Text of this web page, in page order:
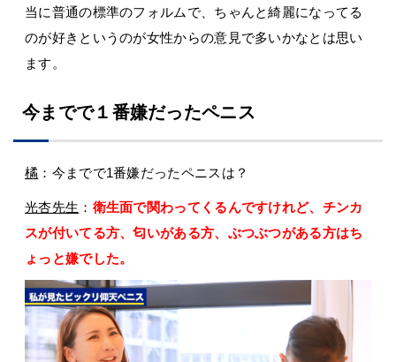
当に普通の標準のフォルムで、ちゃんと綺麗になってる
のが好きというのが女性からの意見で多いかなとは思い
ます。
今までで１番嫌だったペニス
橘 ：今までで1番嫌だったペニスは？
光杏先生 ： 衛生面で関わってくるんですけれど、チンカ
スが付いてる方、匂いがある方、ぶつぶつがある方はち
ょっと嫌でした。